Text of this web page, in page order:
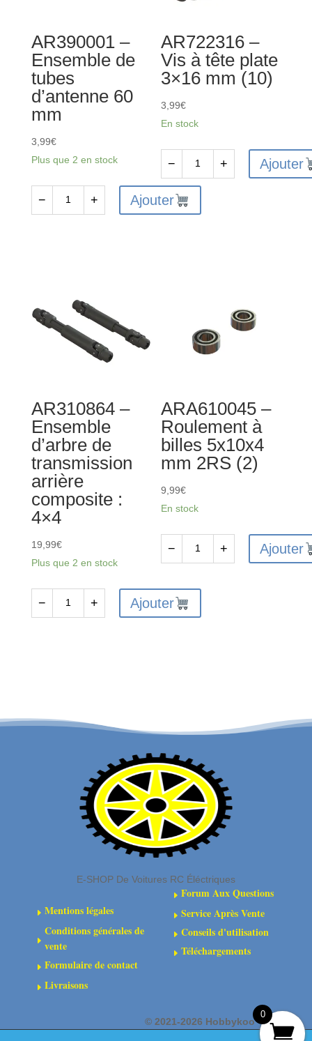
4x4
AR390001 –
Ensemble de
tubes
d’antenne 60
mm
3,99€
Plus que 2 en stock
tubes
d'antenne
− + Ajouter
AR722316 –
Vis à tête plate
3×16 mm (10)
3,99€
En stock
de
AR722316
− + Ajouter
AR310864 –
Ensemble
d’arbre de
transmission
arrière
composite :
4×4
19,99€
Plus que 2 en stock
de
− + Ajouter
ARA610045 –
Roulement à
billes 5x10x4
mm 2RS (2)
9,99€
En stock
ARA610045
-
(2)
− + Ajouter
E-SHOP De Voitures RC Éléctriques
EMentions légales
E
Conditions générales de
vente
EFormulaire de contact
ELivraisons
E Forum Aux Questions
E Service Après Vente
E Conseils d'utilisation
E Téléchargements
©2021-2026 Hobbykoo
0